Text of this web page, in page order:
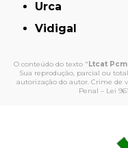
Urca
Vidigal
O conteúdo do texto "Ltcat
Sua reprodução, parcial ou
autorização do autor. Crime de
Penal – Lei